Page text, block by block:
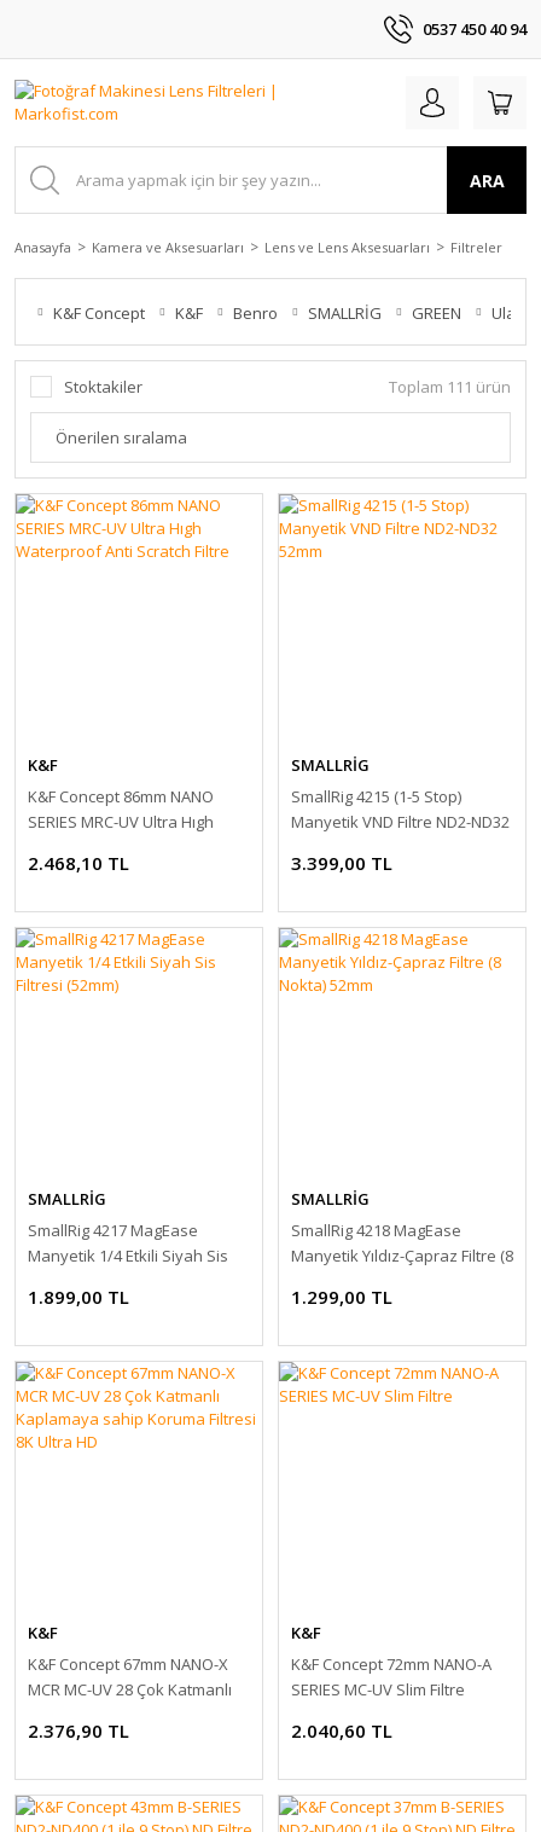
0537 450 40 94
ARA
Anasayfa Kamera ve Aksesuarları Lens ve Lens Aksesuarları Filtreler
K&F Concept K&F Benro SMALLRİG GREEN Ulanzi
Stoktakiler Toplam 111 ürün
K&F
K&F Concept 86mm NANO
SERIES MRC-UV Ultra Hıgh
2.468,10 TL
SMALLRİG
SmallRig 4215 (1-5 Stop)
Manyetik VND Filtre ND2-ND32
3.399,00 TL
SMALLRİG
SmallRig 4217 MagEase
Manyetik 1/4 Etkili Siyah Sis
1.899,00 TL
SMALLRİG
SmallRig 4218 MagEase
Manyetik Yıldız-Çapraz Filtre (8
1.299,00 TL
K&F
K&F Concept 67mm NANO-X
MCR MC-UV 28 Çok Katmanlı
Filtresi 8K Ultra HD
2.376,90 TL
K&F
K&F Concept 72mm NANO-A
SERIES MC-UV Slim Filtre
2.040,60 TL